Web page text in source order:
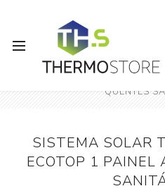
Início
Solar
QUENTES
SISTEMA SOLAR
ECOTOP 1 PAINEL